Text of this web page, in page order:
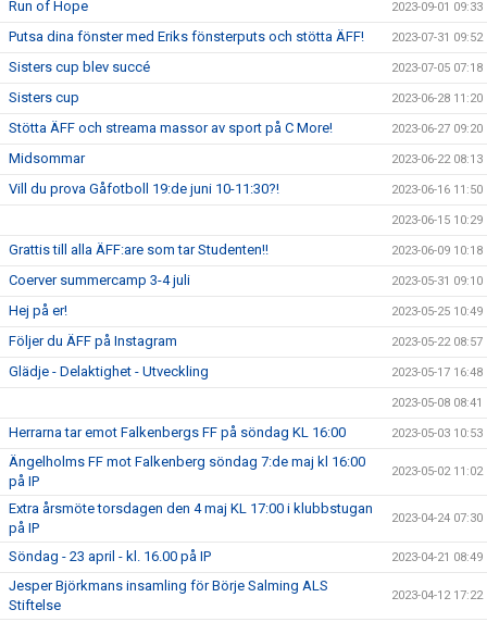
Run of Hope 2023-09-01 09:33
Putsa dina fönster med Eriks fönsterputs och stötta ÄFF! 2023-07-31 09:52
Sisters cup blev succé 2023-07-05 07:18
Sisters cup 2023-06-28 11:20
Stötta ÄFF och streama massor av sport på C More! 2023-06-27 09:20
Midsommar 2023-06-22 08:13
Vill du prova Gåfotboll 19:de juni 10-11:30?! 2023-06-16 11:50
2023-06-15 10:29
Grattis till alla ÄFF:are som tar Studenten!! 2023-06-09 10:18
Coerver summercamp 3-4 juli 2023-05-31 09:10
Hej på er! 2023-05-25 10:49
Följer du ÄFF på Instagram 2023-05-22 08:57
Glädje - Delaktighet - Utveckling 2023-05-17 16:48
2023-05-08 08:41
Herrarna tar emot Falkenbergs FF på söndag KL 16:00 2023-05-03 10:53
Ängelholms FF mot Falkenberg söndag 7:de maj kl 16:00
på IP
2023-05-02 11:02
Extra årsmöte torsdagen den 4 maj KL 17:00 i klubbstugan
på IP
2023-04-24 07:30
Söndag - 23 april - kl. 16.00 på IP 2023-04-21 08:49
Jesper Björkmans insamling för Börje Salming ALS
Stiftelse
2023-04-12 17:22